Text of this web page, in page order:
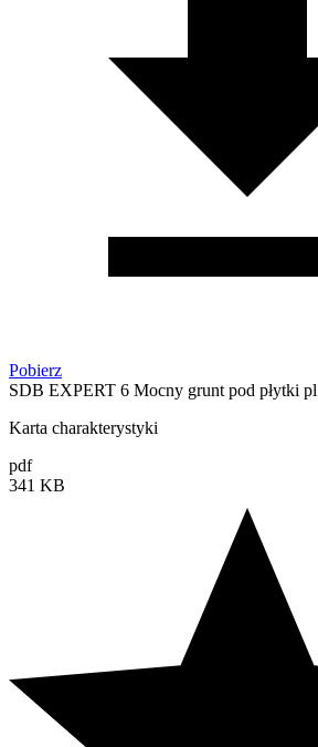
Pobierz
SDB EXPERT 6 Mocny grunt pod płytki pl
Karta charakterystyki
pdf
341 KB